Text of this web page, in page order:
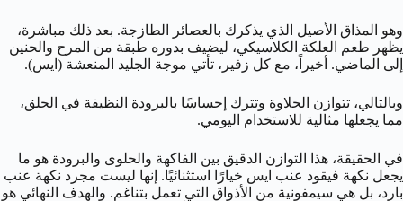
وهو المذاق الأصيل الذي يذكرك بالعصائر الطازجة. بعد ذلك مباشرة،
يظهر طعم العلكة الكلاسيكي، ليضيف بدوره طبقة من المرح والحنين
إلى الماضي. أخيراً، مع كل زفير، تأتي موجة الجليد المنعشة (ايس).
وبالتالي، تتوازن الحلاوة وتترك إحساسًا بالبرودة النظيفة في الحلق،
مما يجعلها مثالية للاستخدام اليومي.
في الحقيقة، هذا التوازن الدقيق بين الفاكهة والحلوى والبرودة هو ما
يجعل نكهة فيقود عنب ايس خيارًا استثنائيًا. إنها ليست مجرد نكهة عنب
بارد، بل هي سيمفونية من الأذواق التي تعمل بتناغم. والهدف النهائي هو